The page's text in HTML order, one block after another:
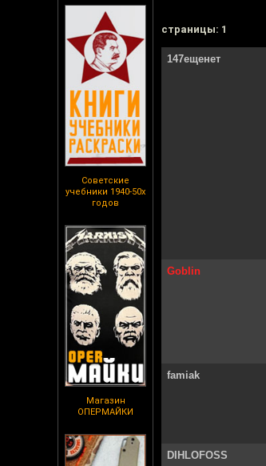
Советские
учебники 1940-50х
годов
Магазин
ОПЕРМАЙКИ
cтраницы: 1
147ещенет
Goblin
famiak
DIHLOFOSS